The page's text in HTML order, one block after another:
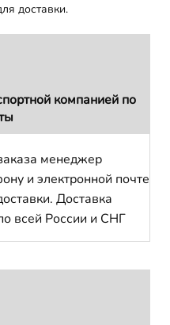
доставки.
компанией по
менеджер
и электронной почте
Доставка
всей России и СНГ